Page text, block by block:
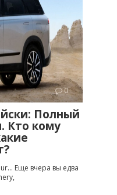
0
Полный
Кто кому
Еще вчера вы едва